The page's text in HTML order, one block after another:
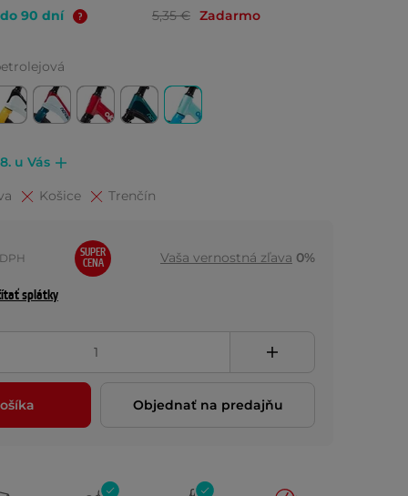
90 dní 5,35 € Zadarmo
u Vás
Košice Trenčín
SUPER
CENA
Vaša vernostná zľava 0%
splátky
Objednať na predajňu